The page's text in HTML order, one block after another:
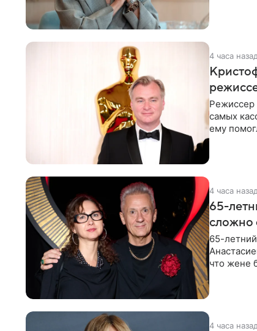
4 часа назад
Режиссер
самых
ему
4 часа назад
65-
сложно
65-
что жене
4 часа назад